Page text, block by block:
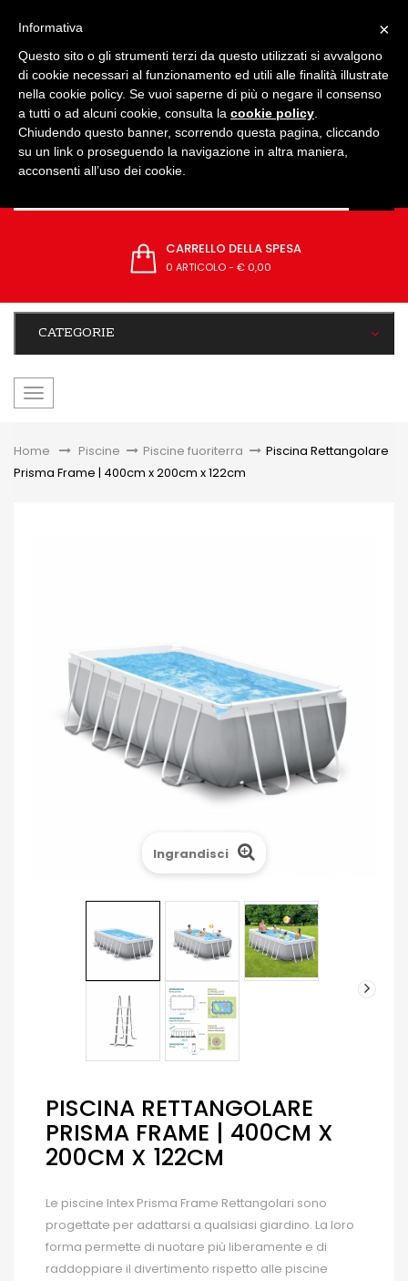
CARRELLO DELLA SPESA
0 ARTICOLO- € 0,00
CATEGORIE
navigazione
Home &gt;Piscine > Piscine fuoriterra > Piscina Rettangolare
Prisma Frame | 400cm x 200cm x 122cm
Ingrandisci
PISCINA RETTANGOLARE
PRISMA FRAME | 400CM X
200CM X 122CM
Le piscine Intex Prisma Frame Rettangolari sono
progettate per adattarsi a qualsiasi giardino. La loro
forma permette di nuotare più liberamente e di
raddoppiare il divertimento rispetto alle piscine
×
Informativa
Questo sito o gli strumenti terzi da questo utilizzati si avvalgono
di cookie necessari al funzionamento ed utili alle finalità illustrate
nella cookie policy. Se vuoi saperne di più o negare il consenso
a tutti o ad alcuni cookie, consulta la cookie policy
Chiudendo questo banner, scorrendo questa pagina, cliccando
su un link o proseguendo la navigazione in altra maniera,
acconsenti all’uso dei cookie.